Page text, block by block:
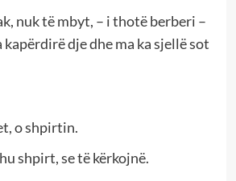
nuk të mbyt, – i thotë berberi –
kapërdirë dje dhe ma ka sjellë sot
o shpirtin.
shpirt, se të kërkojnë.